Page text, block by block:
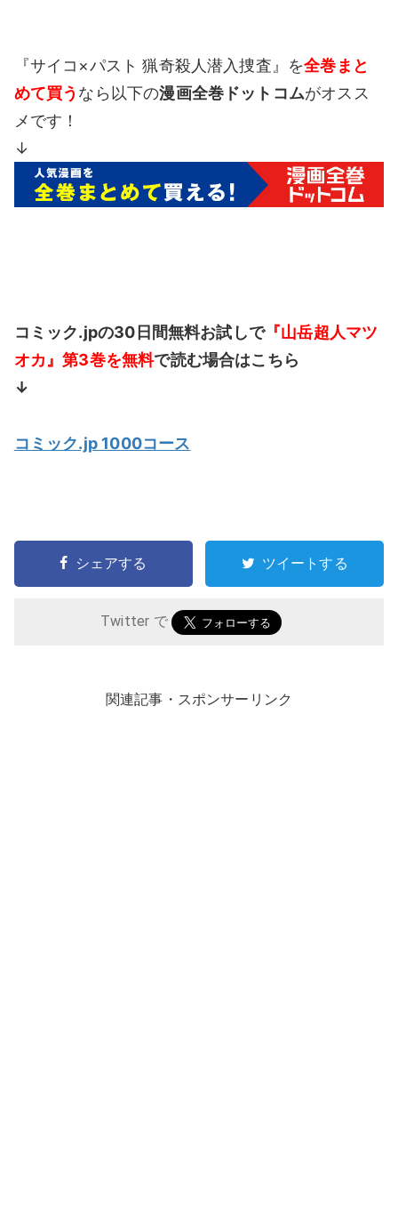
『サイコ×パスト 猟奇殺人潜入捜査』を全巻まと
めて買う なら以下の漫画全巻ドットコムがオスス
メです！
↓
コミック.jpの30日間無料お試しで『山岳超人マツ
オカ』第3巻を無料で読む場合はこちら
↓
コミック.jp 1000コース
シェアする ツイートする
Twitter で
関連記事・スポンサーリンク